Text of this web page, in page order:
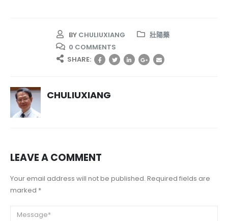
BY CHULIUXIANG
壯陽藥
0 COMMENTS
SHARE:
CHULIUXIANG
LEAVE A COMMENT
Your email address will not be published. Required fields are
marked *